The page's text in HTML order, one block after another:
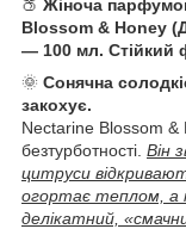
🍑 Жіноча
Blossom & Honey
— 100 мл. Стійкий
🌞 Сонячна
закохує.
Nectarine Blossom
безтурботності. Він
цитруси
огортає теплом, а
делікатний,